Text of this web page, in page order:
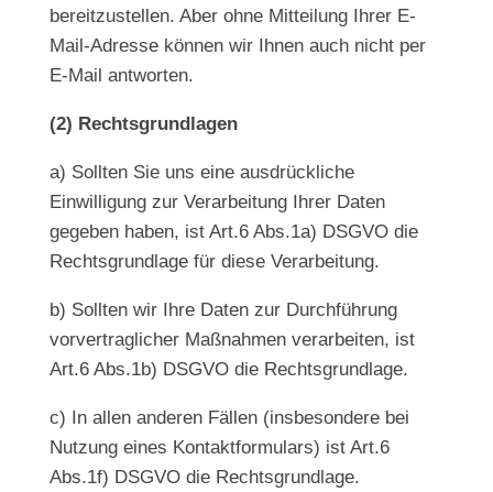
bereitzustellen. Aber ohne Mitteilung Ihrer E-
Mail-Adresse können wir Ihnen auch nicht per
E-Mail antworten.
(2) Rechtsgrundlagen
a) Sollten Sie uns eine ausdrückliche
Einwilligung zur Verarbeitung Ihrer Daten
gegeben haben, ist Art.6 Abs.1a) DSGVO die
Rechtsgrundlage für diese Verarbeitung.
b) Sollten wir Ihre Daten zur Durchführung
vorvertraglicher Maßnahmen verarbeiten, ist
Art.6 Abs.1b) DSGVO die Rechtsgrundlage.
c) In allen anderen Fällen (insbesondere bei
Nutzung eines Kontaktformulars) ist Art.6
Abs.1f) DSGVO die Rechtsgrundlage.